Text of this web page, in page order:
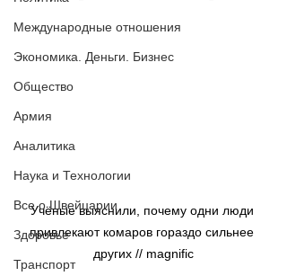
Международные отношения
Экономика. Деньги. Бизнес
Общество
Армия
Аналитика
Наука и Технологии
Все о Швейцарии
Здоровье
Транспорт
Учёные выяснили, почему одни люди
привлекают комаров гораздо сильнее
других // magnific